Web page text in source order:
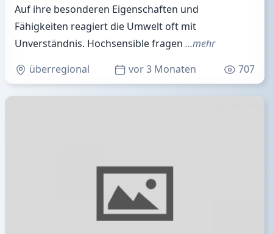
Auf ihre besonderen Eigenschaften und
Fähigkeiten reagiert die Umwelt oft mit
Unverständnis. Hochsensible fragen …mehr
überregional
vor 3 Monaten 707